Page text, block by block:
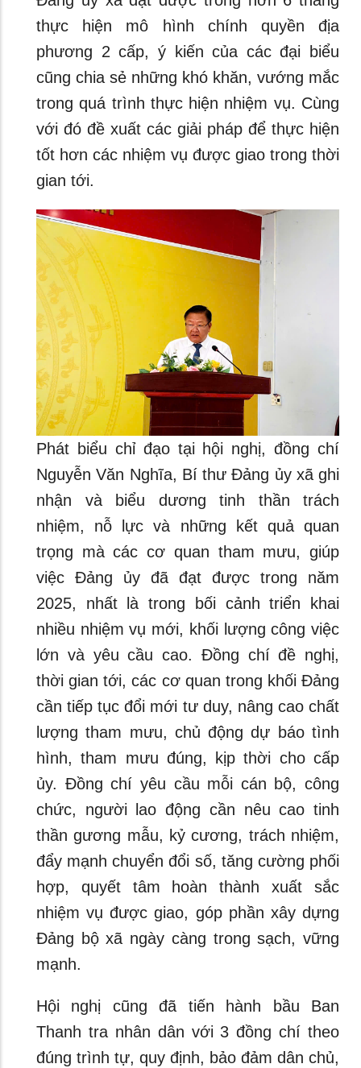
thực hiện mô hình chính quyền địa
phương 2 cấp, ý kiến của các đại biểu
cũng chia sẻ những khó khăn, vướng mắc
trong quá trình thực hiện nhiệm vụ. Cùng
với đó đề xuất các giải pháp để thực hiện
tốt hơn các nhiệm vụ được giao trong thời
gian tới.
Phát biểu chỉ đạo tại hội nghị, đồng chí
Nguyễn Văn Nghĩa, Bí thư Đảng ủy xã ghi
nhận và biểu dương tinh thần trách
nhiệm, nỗ lực và những kết quả quan
trọng mà các cơ quan tham mưu, giúp
việc Đảng ủy đã đạt được trong năm
2025, nhất là trong bối cảnh triển khai
nhiều nhiệm vụ mới, khối lượng công việc
lớn và yêu cầu cao. Đồng chí đề nghị,
thời gian tới, các cơ quan trong khối Đảng
cần tiếp tục đổi mới tư duy, nâng cao chất
lượng tham mưu, chủ động dự báo tình
hình, tham mưu đúng, kịp thời cho cấp
ủy. Đồng chí yêu cầu mỗi cán bộ, công
chức, người lao động cần nêu cao tinh
thần gương mẫu, kỷ cương, trách nhiệm,
đẩy mạnh chuyển đổi số, tăng cường phối
hợp, quyết tâm hoàn thành xuất sắc
nhiệm vụ được giao, góp phần xây dựng
Đảng bộ xã ngày càng trong sạch, vững
mạnh.
Hội nghị cũng đã tiến hành bầu Ban
Thanh tra nhân dân với 3 đồng chí theo
đúng trình tự, quy định, bảo đảm dân chủ,